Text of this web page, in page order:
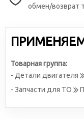
обмен/возврат
Товарная группа:
- Детали двигателя
- Запчасти для ТО